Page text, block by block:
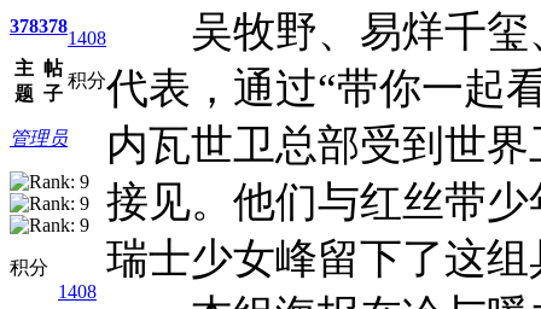
378
主
题
378
帖
子
1408
积分
管理员
积分
1408
吴牧野、易烊千玺
代表，通过“带你一起
内瓦世卫总部受到世
接见。他们与红丝带
瑞士少女峰留下了这